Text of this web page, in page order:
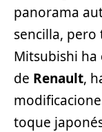
panorama
sencilla,
Mitsubishi ha
de Renault,
toque